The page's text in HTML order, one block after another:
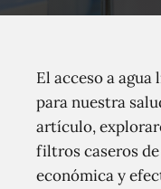
El acceso a agua
para nuestra
artículo,
filtros caseros
económica y